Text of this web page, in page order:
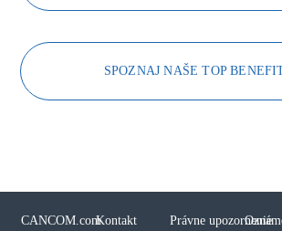
SPOZNAJ NAŠE TOP
CANCOM.comKontakt Právne upozornenie